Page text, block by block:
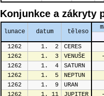
Konjunkce a zákryty
lunace datum těleso
1262
   1.  2
CERES
1262
   1.  3
VENUŠE
1262
   1.  4
SATURN
1262
   1.  5
NEPTUN
1262
   1.  9
URAN
1262
   1. 11
JUPITER